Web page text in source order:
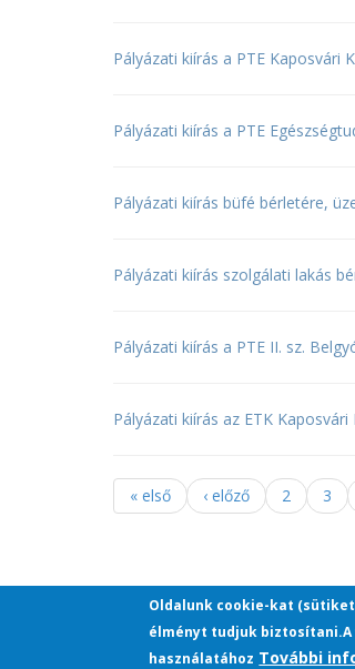
Pályázati kiírás a PTE
Pályázati kiírás a PTE
Pályázati kiírás büfé bérletére,
Pályázati kiírás szolgálati lakás
Pályázati kiírás a PTE II. sz.
Pályázati kiírás az ETK
Oldalak
« első ‹ előző 2 3
Oldalunk cookie-kat
élményt tudjuk
használatához További